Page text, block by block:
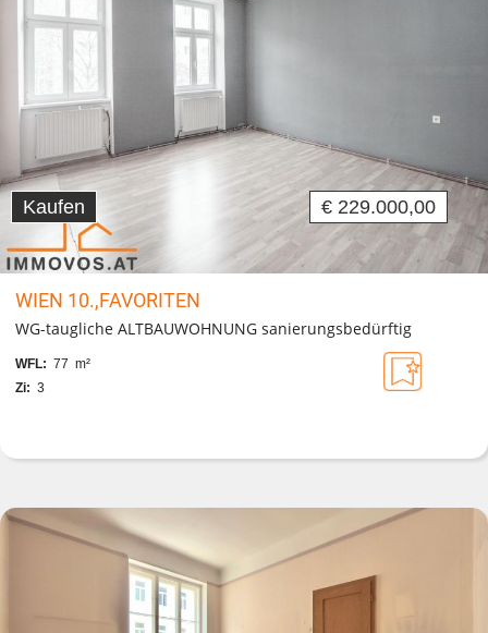
Kaufen € 229.000,00
WIEN 10.,FAVORITEN
WG-taugliche ALTBAUWOHNUNG sanierungsbedürftig
WFL: 77 m²
Zi: 3